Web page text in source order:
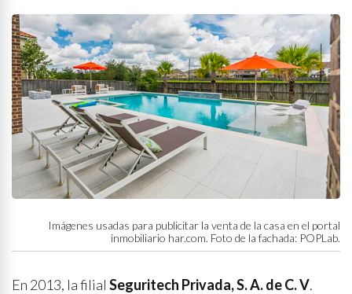
Imágenes usadas para publicitar la venta de la casa en el portal
inmobiliario har.com. Foto de la fachada: POPLab.
En 2013, la filial Seguritech Privada, S. A. de C. V.